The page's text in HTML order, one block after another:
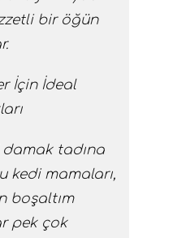
bir öğün
İçin İdeal
damak tadına
kedi mamaları,
boşaltım
pek çok